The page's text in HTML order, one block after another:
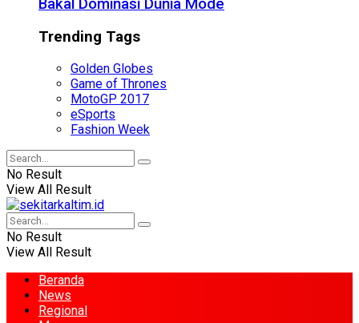
Bakal Dominasi Dunia Mode
Trending Tags
Golden Globes
Game of Thrones
MotoGP 2017
eSports
Fashion Week
No Result
View All Result
No Result
View All Result
Beranda
News
Regional